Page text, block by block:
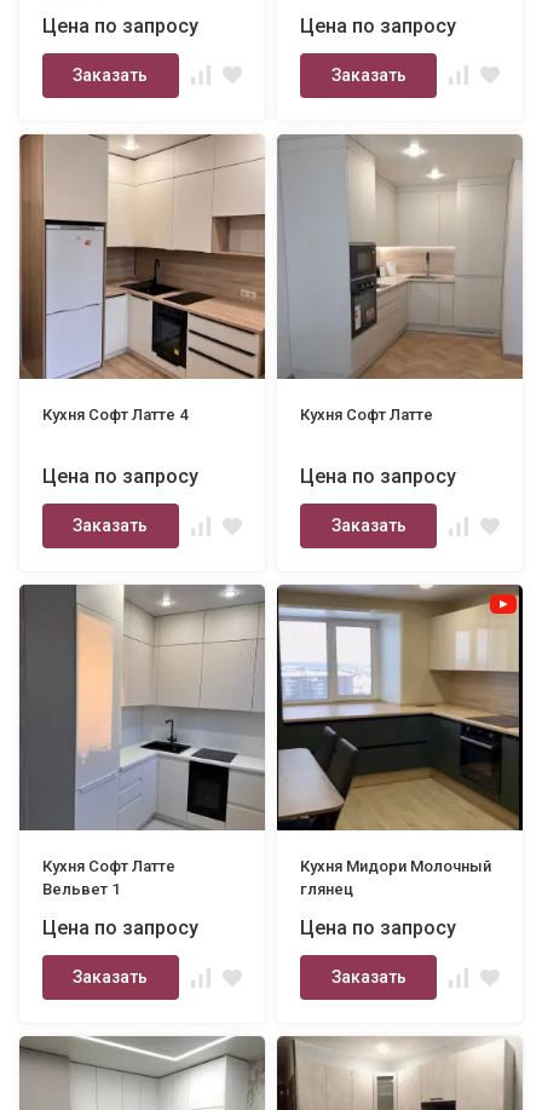
Цена по запросу
Заказать
Цена по запросу
Заказать
Кухня Софт Латте 4
Цена по запросу
Заказать
Кухня Софт Латте
Цена по запросу
Заказать
Кухня Софт Латте
Вельвет 1
Цена по запросу
Заказать
Кухня Мидори Молочный
глянец
Цена по запросу
Заказать